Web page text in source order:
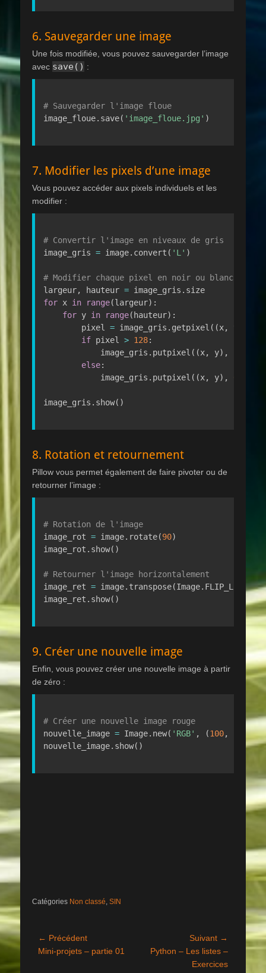
6. Sauvegarder une image
Une fois modifiée, vous pouvez sauvegarder l’image
avec save() :
# Sauvegarder l'image floue
image_floue. save( 'image_floue.jpg' )
7. Modifier les pixels d’une image
Vous pouvez accéder aux pixels individuels et les
modifier :
# Convertir l'image en niveaux de gris
image_gris = image. convert ( 'L' )
# Modifier chaque pixel en noir ou blanc
largeur, hauteur = image_gris .
for x in range(largeur) :
for y in range( hauteur) :
        pixel
= image_gris . getpixel ( (x,
if pixel > 128:
            image_gris
. putpixel ( (x, y) ,
else:
            image_gris
. putpixel ( (x, y) ,
image_gris . show( )
8. Rotation et retournement
Pillow vous permet également de faire pivoter ou de
retourner l’image :
# Rotation de l'image
image_rot = image. rotate(90)
image_rot . show( )
# Retourner l'image horizontalement
image_ret = image. transpose(Image.
image_ret . show( )
9. Créer une nouvelle image
Enfin, vous pouvez créer une nouvelle image à partir
de zéro :
# Créer une nouvelle image rouge
nouvelle_image = Image. new( 'RGB' , (100, 100),
nouvelle_image. show( )
Catégories Non classé, SIN
Navigation
de
← Précédent
Article
Mini-projets – partie 01
Suivant →
ArticlePython – Les listes –
Exercices